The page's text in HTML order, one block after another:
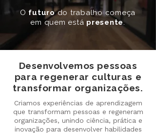
O futurodo trabalho começa
em quem está presente.
Desenvolvemos pessoas
para regenerar culturas e
transformar organizações.
Criamos experiências de aprendizagem
que transformam pessoas e regeneram
organizações, unindo ciência, prática e
inovação para desenvolver habilidades